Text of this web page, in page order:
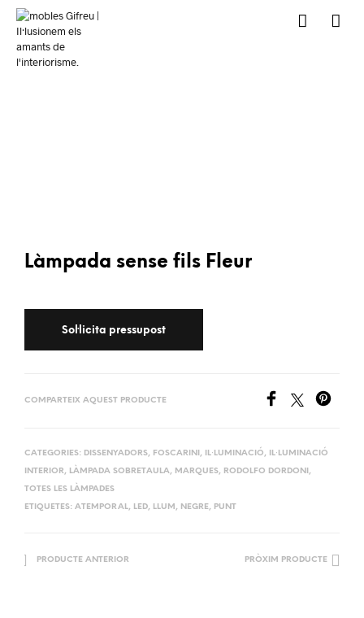
Làmpada sense fils Fleur
COMPARTEIX AQUEST PRODUCTE
CATEGORIES: DISSENYADORS, FOSCARINI , IL·LUMINACIÓ,
IL·LUMINACIÓ
INTERIOR, LÀMPADA SOBRETAULA, MARQUES, RODOLFO DORDONI ,
TOTES LES LÀMPADES
ETIQUETES: ATEMPORAL, LED, LLUM , NEGRE, PUNT
PRODUCTE ANTERIOR PRÒXIM PRODUCTE